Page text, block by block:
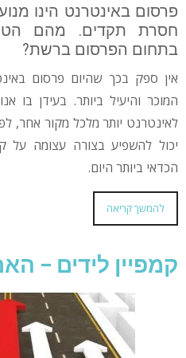
פרסום באינטרנט הינו
חסרת תקדים. מהם
בתחום הפרסום ברשת?
אין ספק בכך שהיום פרסום
המוכר והיעיל ביותר. בעידן בו
לאינטרנט יותר מלכל מקור אחר,
יכול להשפיע בצורה עצומה על
הכדאי ביותר היום.
להמשך קריאה
קמפיין לידים –